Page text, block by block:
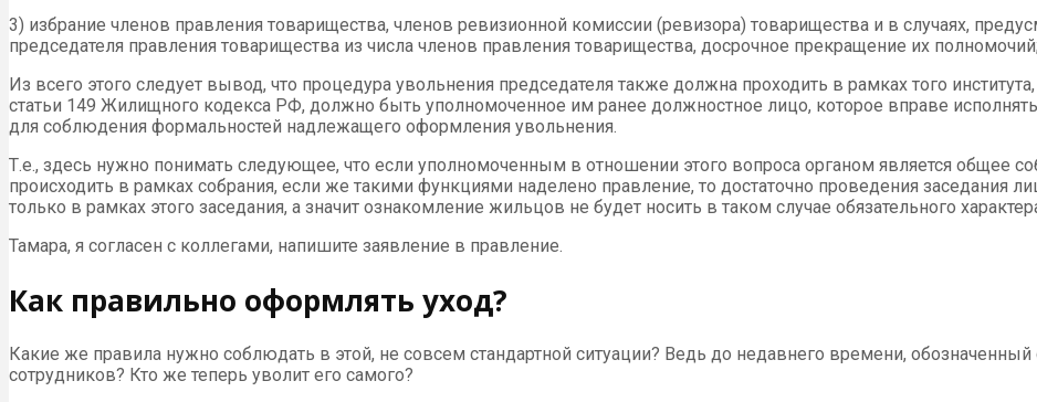
3) избрание членов правления товарищества, членов ревизионной комиссии (ревизора) товарищества и в случаях,
председателя правления товарищества из числа членов правления товарищества, досрочное прекращение их полномочий;
Из всего этого следует вывод, что процедура увольнения председателя также должна проходить в рамках того
статьи 149 Жилищного кодекса РФ, должно быть уполномоченное им ранее должностное лицо, которое вправе исполнять
для соблюдения формальностей надлежащего оформления увольнения.
Т.е., здесь нужно понимать следующее, что если уполномоченным в отношении этого вопроса органом является общее
происходить в рамках собрания, если же такими функциями наделено правление, то достаточно проведения заседания
только в рамках этого заседания, а значит ознакомление жильцов не будет носить в таком случае обязательного
Тамара, я согласен с коллегами, напишите заявление в правление.
Как правильно оформлять уход?
Какие же правила нужно соблюдать в этой, не совсем стандартной ситуации? Ведь до недавнего времени,
сотрудников? Кто же теперь уволит его самого?